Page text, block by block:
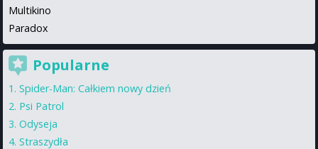
Multikino
Paradox
Popularne
Spider-Man: Całkiem nowy dzień
Psi Patrol
Odyseja
Straszydła